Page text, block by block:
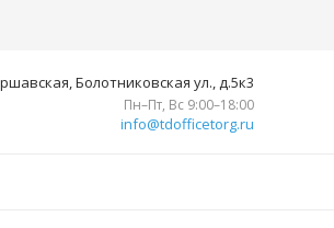
Болотниковская ул., д.5к3
Пн–Пт, Вс 9:00–18:00
info@tdofficetorg.ru